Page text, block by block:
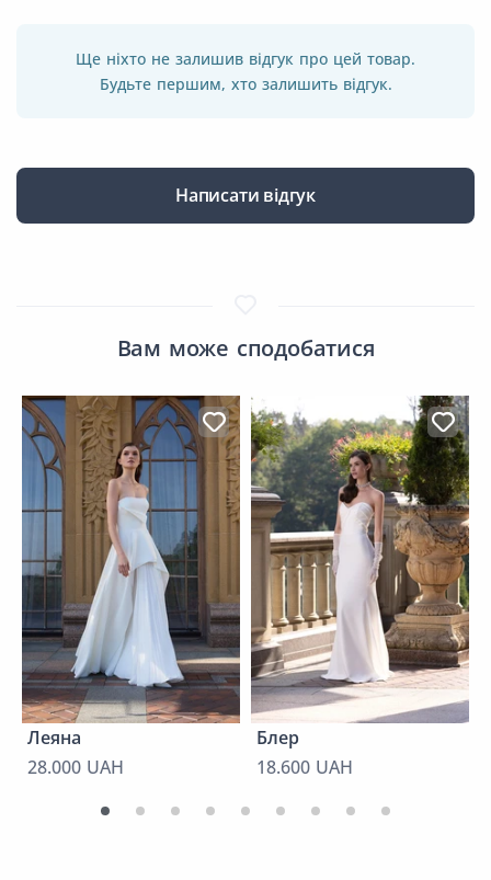
Ще ніхто не залишив відгук про цей товар.
Будьте першим, хто залишить відгук.
Написати відгук
Вам може сподобатися
Леяна
28.000 UAH
Блер
18.600 UAH